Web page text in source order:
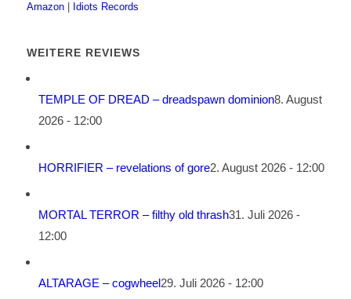
Amazon
Idiots Records
WEITERE REVIEWS
TEMPLE OF DREAD – dreadspawn dominion8. August
2026 - 12:00
HORRIFIER – revelations of gore2. August 2026 - 12:00
MORTAL TERROR – filthy old thrash31. Juli 2026 -
12:00
ALTARAGE – cogwheel29. Juli 2026 - 12:00